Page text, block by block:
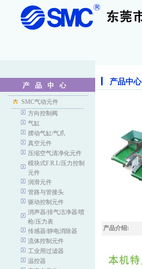
SMC气动元件
方向控制阀
气缸
摆动气缸/气爪
真空元件
压缩空气清净化元件
模块式F.R.L/压力控制
元件
润滑元件
管路与管接头
驱动控制元件
消声器/排气洁净器/喷
枪/压力表
传感器/静电消除器
流体控制元件
工业用过滤器
温控器
产品中心
产品介绍: